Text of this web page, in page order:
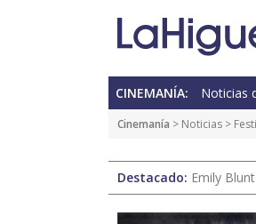
CINEMANÍA: Noticias
Cinemanía > Noticias >
Destacado: Emily